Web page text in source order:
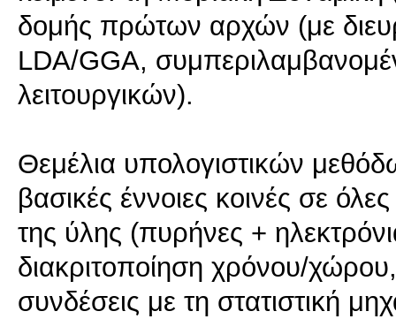
δομής πρώτων αρχών (με
LDA/GGA,
λειτουργικών).
Θεμέλια υπολογιστικών
βασικές έννοιες κοινές σε
της ύλης (πυρήνες +
διακριτοποίηση χρόνου/
συνδέσεις με τη στατιστική